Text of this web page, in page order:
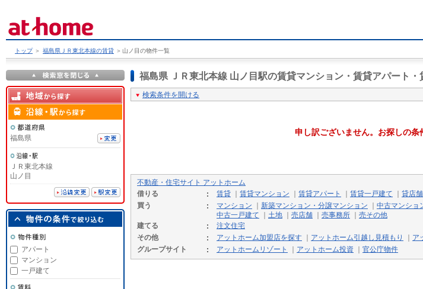
トップ ＞ 福島県ＪＲ東北本線の賃貸 ＞ 山ノ目の物件一覧
福島県 ＪＲ東北本線 山ノ目駅の賃貸マンション・賃貸アパート・
検索条件を開ける
申し訳ございません。お探しの条
不動産・住宅サイト アットホーム
借りる
賃貸 賃貸マンション 賃貸アパート 賃貸一戸建て 貸店舗
買う
マンション 新築マンション・分譲マンション 中古マンショ
中古一戸建て
土地 売店舗 売事務所
売その他
建てる
注文住宅
その他
アットホーム加盟店を探す アットホーム引越し見積もり ア
グループサイト
アットホームリゾート アットホーム投資 官公庁物件
福島県
ＪＲ東北本線
山ノ目
アパート
マンション
一戸建て